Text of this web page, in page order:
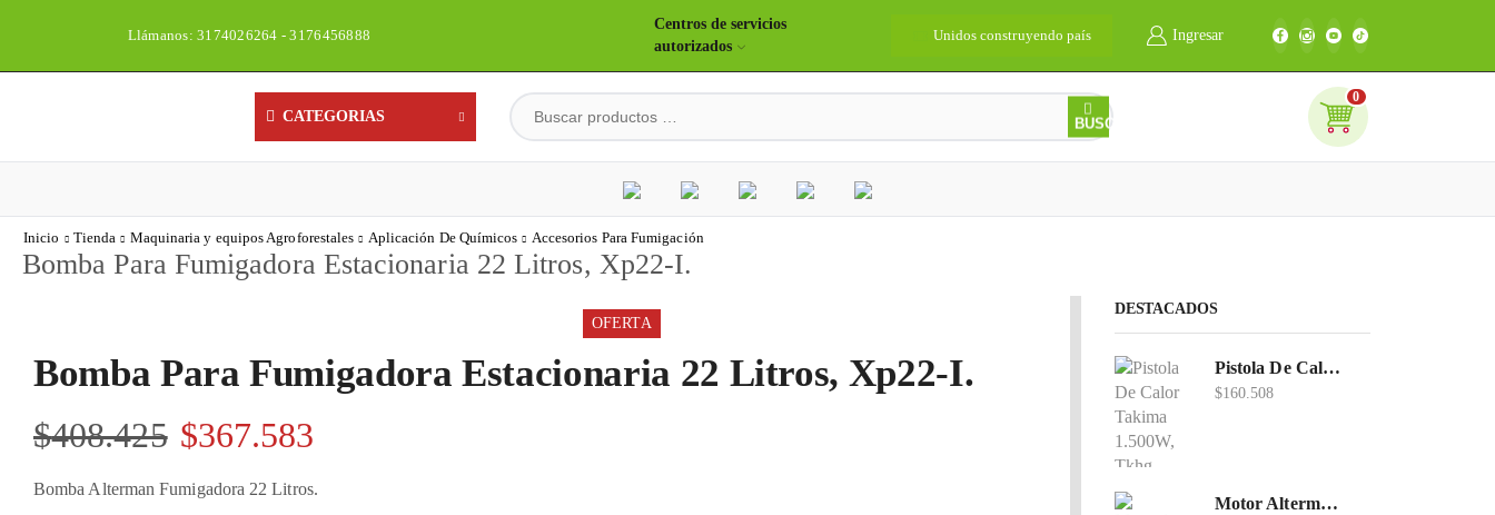
Llámanos: 3174026264 - 3176456888
Centros de servicios
autorizados
Unidos construyendo país Bienvenidos
Ingresar
CATEGORIAS BUSCAR
0
0
Inicio Tienda Maquinaria y equipos Agroforestales Aplicación De Químicos Accesorios Para Fumigación
Bomba Para Fumigadora Estacionaria 22 Litros, Xp22-I.
OFERTA
Bomba Para Fumigadora Estacionaria 22 Litros, Xp22-I.
$408.425 $367.583
Bomba Alterman Fumigadora 22 Litros.
DESTACADOS
Pistola De Calor Takima 1.500W, Tkhg-1500.
$160.508
Motor Alterman Gasolina 4T, 6.5Hp Eje Cuña/Rosca 3/4", Xge65K.